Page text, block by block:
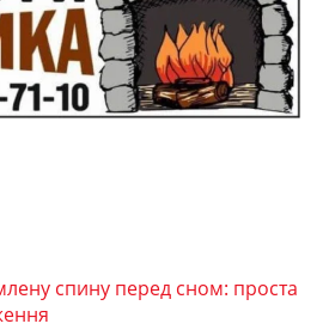
спину перед сном: проста